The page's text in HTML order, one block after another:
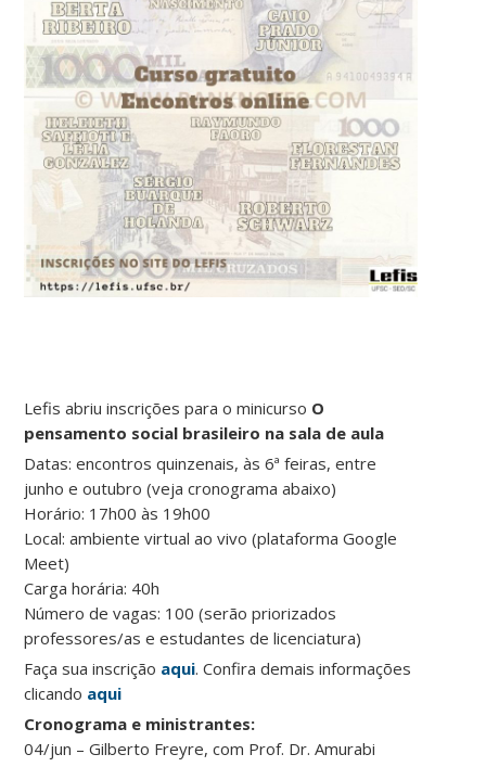
Lefis abriu inscrições para o minicurso O
pensamento social brasileiro na sala de aula
Datas: encontros quinzenais, às 6ª feiras, entre
junho e outubro (veja cronograma abaixo)
Horário: 17h00 às 19h00
Local: ambiente virtual ao vivo (plataforma Google
Meet)
Carga horária: 40h
Número de vagas: 100 (serão priorizados
professores/as e estudantes de licenciatura)
Faça sua inscrição aqui. Confira demais informações
clicando aqui
Cronograma e ministrantes:
04/jun – Gilberto Freyre, com Prof. Dr. Amurabi